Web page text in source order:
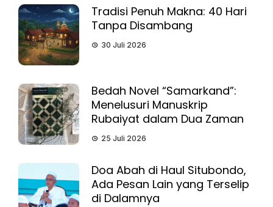
Tradisi Penuh Makna: 40 Hari
Tanpa Disambang
30 Juli 2026
Bedah Novel “Samarkand”:
Menelusuri Manuskrip
Rubaiyat dalam Dua Zaman
25 Juli 2026
Doa Abah di Haul Situbondo,
Ada Pesan Lain yang Terselip
di Dalamnya